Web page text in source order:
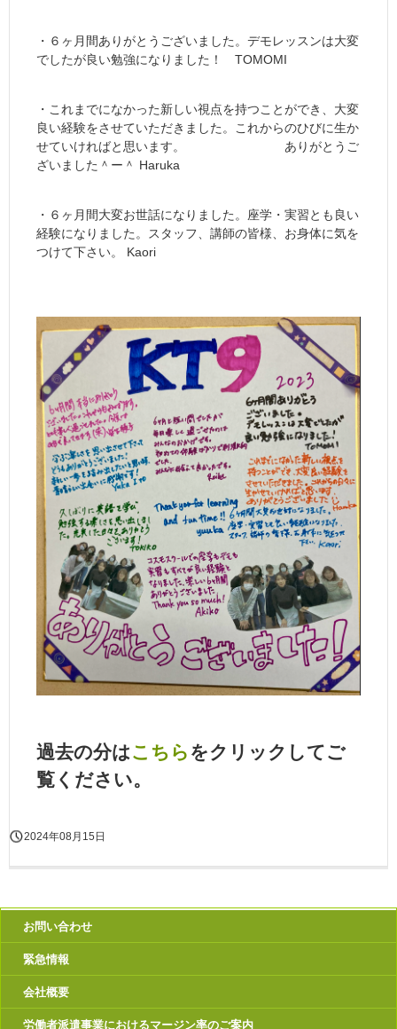
・６ヶ月間ありがとうございました。デモレッスンは大変
でしたが良い勉強になりました！ TOMOMI
・これまでになかった新しい視点を持つことができ、大変
良い経験をさせていただきました。これからのひびに生か
せていければと思います。 ありがとうご
ざいました＾ー＾ Haruka
・６ヶ月間大変お世話になりました。座学・実習とも良い
経験になりました。スタッフ、講師の皆様、お身体に気を
つけて下さい。 Kaori
過去の分はこちら をクリックしてご
覧ください。
2024年08月15日
お問い合わせ
緊急情報
会社概要
労働者派遣事業におけるマージン率のご案内